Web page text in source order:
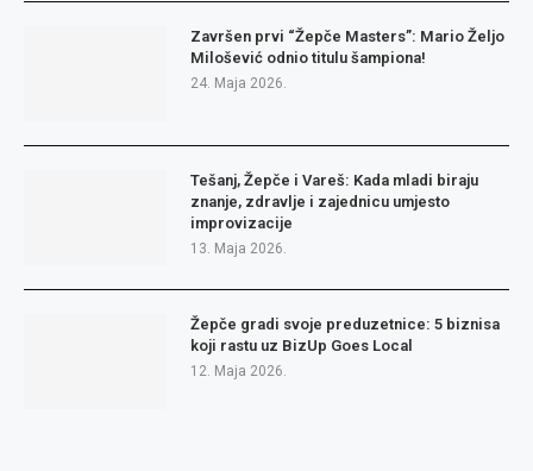
Završen prvi “Žepče Masters”: Mario Željo
Milošević odnio titulu šampiona!
24. Maja 2026.
Tešanj, Žepče i Vareš: Kada mladi biraju
znanje, zdravlje i zajednicu umjesto
improvizacije
13. Maja 2026.
Žepče gradi svoje preduzetnice: 5 biznisa
koji rastu uz BizUp Goes Local
12. Maja 2026.